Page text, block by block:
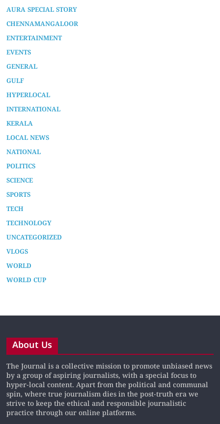
AURA SPECIAL STORY
CHENNAMANGALOOR
ENTERTAINMENT
EVENTS
GENERAL
GULF
HYPERLOCAL
INTERNATIONAL
KERALA
LOCAL NEWS
NATIONAL
POLITICS
SCIENCE
SPORTS
TECH
TECHNOLOGY
UNCATEGORIZED
VLOGS
WORLD
WORLD CUP
About Us
The Journal is a collective mission to promote unbiased news
by a group of aspiring journalists, with a special focus to
hyper-local content. Apart from the political and communal
spin, where true journalism dies in the post-truth era we
strive to keep the ethical and responsible journalistic
practice through our online platforms.